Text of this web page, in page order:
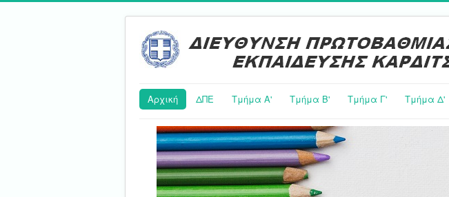
Αρχική ΔΠΕ Τμήμα Α' Τμήμα Β' Τμήμα Γ' Τμήμα Δ'